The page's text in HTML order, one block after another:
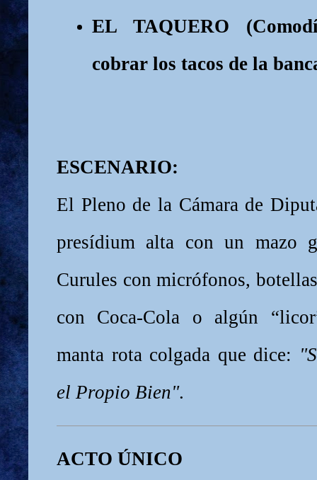
EL TAQUERO
cobrar los tacos de la
ESCENARIO:
El Pleno de la Cámara de
presídium alta con un mazo
Curules con micrófonos,
con Coca-Cola o algún
manta rota colgada que dice:
el Propio Bien".
ACTO ÚNICO